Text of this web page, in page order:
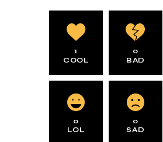
1
COOL
0
BAD
0
LOL
0
SAD